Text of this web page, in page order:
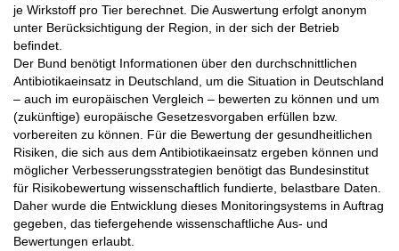
je Wirkstoff pro Tier berechnet. Die Auswertung erfolgt anonym
unter Berücksichtigung der Region, in der sich der Betrieb
befindet.
Der Bund benötigt Informationen über den durchschnittlichen
Antibiotikaeinsatz in Deutschland, um die Situation in Deutschland
– auch im europäischen Vergleich – bewerten zu können und um
(zukünftige) europäische Gesetzesvorgaben erfüllen bzw.
vorbereiten zu können. Für die Bewertung der gesundheitlichen
Risiken, die sich aus dem Antibiotikaeinsatz ergeben können und
möglicher Verbesserungsstrategien benötigt das Bundesinstitut
für Risikobewertung wissenschaftlich fundierte, belastbare Daten.
Daher wurde die Entwicklung dieses Monitoringsystems in Auftrag
gegeben, das tiefergehende wissenschaftliche Aus- und
Bewertungen erlaubt.